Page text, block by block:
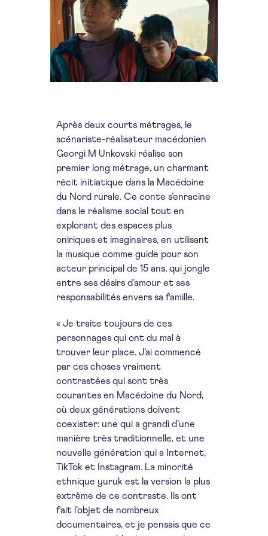
Après deux courts métrages, le
scénariste-réalisateur macédonien
Georgi M Unkovski réalise son
premier long métrage, un charmant
récit initiatique dans la Macédoine
du Nord rurale. Ce conte s’enracine
dans le réalisme social tout en
explorant des espaces plus
oniriques et imaginaires, en utilisant
la musique comme guide pour son
acteur principal de 15 ans, qui jongle
entre ses désirs d’amour et ses
responsabilités envers sa famille.
« Je traite toujours de ces
personnages qui ont du mal à
trouver leur place. J’ai commencé
par ces choses vraiment
contrastées qui sont très
courantes en Macédoine du Nord,
où deux générations doivent
coexister: une qui a grandi d’une
manière très traditionnelle, et une
nouvelle génération qui a Internet,
TikTok et Instagram. La minorité
ethnique yuruk est la version la plus
extrême de ce contraste. Ils ont
fait l’objet de nombreux
documentaires, et je pensais que ce